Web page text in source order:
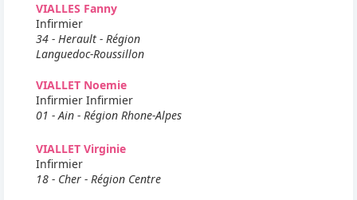
VIALLES Fanny
Infirmier
34 - Herault - Région
Languedoc-Roussillon
VIALLET Noemie
Infirmier Infirmier
01 - Ain - Région Rhone-Alpes
VIALLET Virginie
Infirmier
18 - Cher - Région Centre